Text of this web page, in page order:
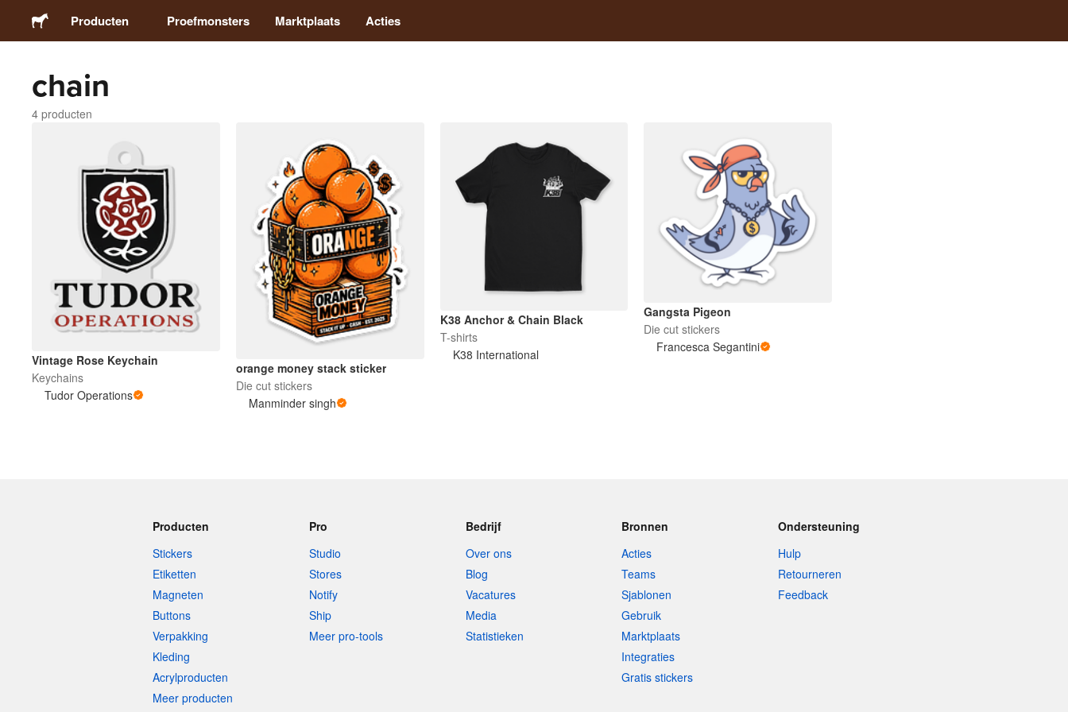
Producten
Stickers
Magneten
Buttons
Verpakking
Kleding
Acrylproducten
Meer producten
Proefmonsters Marktplaats Acties
chain
4 producten
Vintage Rose Keychain
Keychains
Tudor Operations
orange money stack sticker
Die cut stickers
Manminder singh
K38 Anchor & Chain Black
T-shirts
K38 International
Gangsta Pigeon
Die cut stickers
Francesca Segantini
Producten
Stickers
Etiketten
Magneten
Buttons
Verpakking
Kleding
Acrylproducten
Meer producten
Pro
Studio
Stores
Notify
Ship
Meer pro-tools
Bedrijf
Over ons
Blog
Vacatures
Media
Statistieken
Bronnen
Acties
Teams
Sjablonen
Gebruik
Marktplaats
Integraties
Gratis stickers
Ondersteuning
Hulp
Retourneren
Feedback